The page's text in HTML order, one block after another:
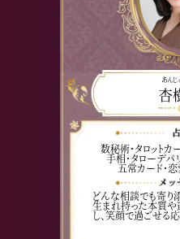
あんじ
杏
数秘術・タロットカ
手相・タローデパ
五常カード・
どんな相談でも寄り
生まれ持った本質
し、笑顔で過ごせる応